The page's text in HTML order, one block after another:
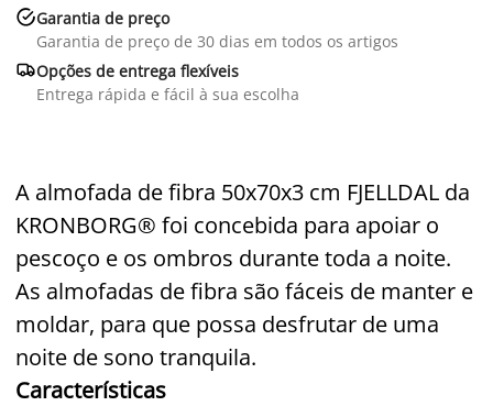
Garantia de preço
Garantia de preço de 30 dias em todos os artigos
Opções de entrega flexíveis
Entrega rápida e fácil à sua escolha
A almofada de fibra 50x70x3 cm FJELLDAL da
KRONBORG® foi concebida para apoiar o
pescoço e os ombros durante toda a noite.
As almofadas de fibra são fáceis de manter e
moldar, para que possa desfrutar de uma
noite de sono tranquila.
Características